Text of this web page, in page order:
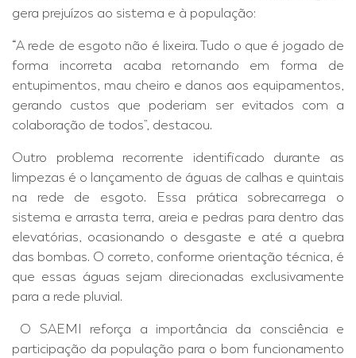
gera prejuízos ao sistema e à população:
“A rede de esgoto não é lixeira. Tudo o que é jogado de
forma incorreta acaba retornando em forma de
entupimentos, mau cheiro e danos aos equipamentos,
gerando custos que poderiam ser evitados com a
colaboração de todos”, destacou.
Outro problema recorrente identificado durante as
limpezas é o lançamento de águas de calhas e quintais
na rede de esgoto. Essa prática sobrecarrega o
sistema e arrasta terra, areia e pedras para dentro das
elevatórias, ocasionando o desgaste e até a quebra
das bombas. O correto, conforme orientação técnica, é
que essas águas sejam direcionadas exclusivamente
para a rede pluvial.
O SAEMI reforça a importância da consciência e
participação da população para o bom funcionamento